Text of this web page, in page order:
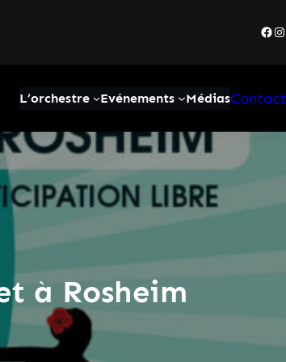
L’orchestre Evénements MédiasContact
à Rosheim